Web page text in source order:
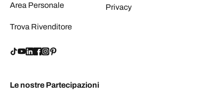
Area Personale
Trova Rivenditore
Privacy
Le nostre Partecipazioni